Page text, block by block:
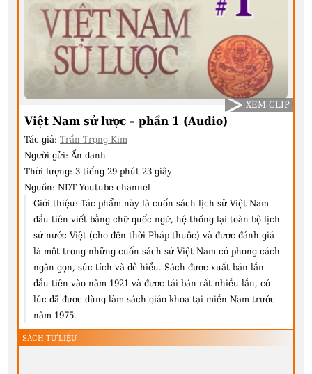
Việt Nam sử lược – phần 1 (Audio)
Tác giả: Trần Trọng Kim
Người gửi: Ẩn danh
Thời lượng: 3 tiếng 29 phút 23 giây
Nguồn: NDT Youtube channel
Giới thiệu: Tác phẩm này là cuốn sách lịch sử Việt Nam
đầu tiên viết bằng chữ quốc ngữ, hệ thống lại toàn bộ lịch
sử nước Việt (cho đến thời Pháp thuộc) và được đánh giá
là một trong những cuốn sách sử Việt Nam có phong cách
ngắn gọn, súc tích và dễ hiểu. Sách được xuất bản lần
đầu tiên vào năm 1921 và được tái bản rất nhiều lần, có
lúc đã được dùng làm sách giáo khoa tại miền Nam trước
năm 1975.
XEM CLIP
SÁCH TƯ LIỆU